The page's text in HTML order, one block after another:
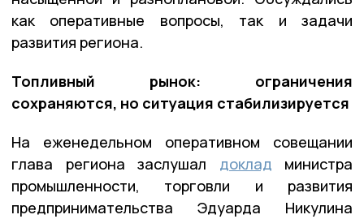
как оперативные вопросы, так и задачи
развития региона.
Топливный рынок: ограничения
сохраняются, но ситуация стабилизируется
На еженедельном оперативном совещании
глава региона заслушал доклад министра
промышленности, торговли и развития
предпринимательства Эдуарда Никулина